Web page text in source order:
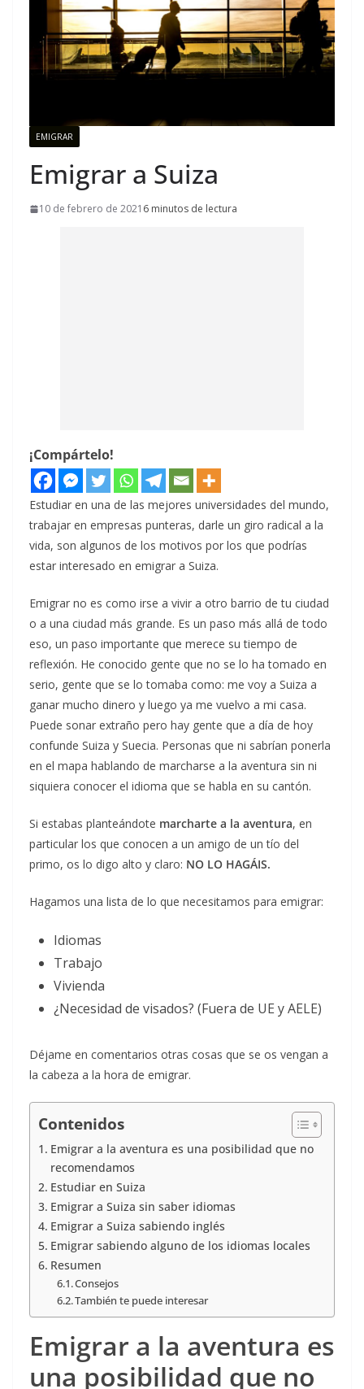
EMIGRAR
Emigrar a Suiza
10 de febrero de 2021 6 minutos de lectura
¡Compártelo!
Estudiar en una de las mejores universidades del mundo,
trabajar en empresas punteras, darle un giro radical a la
vida, son algunos de los motivos por los que podrías
estar interesado en emigrar a Suiza.
Emigrar no es como irse a vivir a otro barrio de tu ciudad
o a una ciudad más grande. Es un paso más allá de todo
eso, un paso importante que merece su tiempo de
reflexión. He conocido gente que no se lo ha tomado en
serio, gente que se lo tomaba como: me voy a Suiza a
ganar mucho dinero y luego ya me vuelvo a mi casa.
Puede sonar extraño pero hay gente que a día de hoy
confunde Suiza y Suecia. Personas que ni sabrían ponerla
en el mapa hablando de marcharse a la aventura sin ni
siquiera conocer el idioma que se habla en su cantón.
Si estabas planteándote marcharte a la aventura, en
particular los que conocen a un amigo de un tío del
primo, os lo digo alto y claro: NO LO HAGÁIS.
Hagamos una lista de lo que necesitamos para emigrar:
Idiomas
Trabajo
Vivienda
¿Necesidad de visados? (Fuera de UE y AELE)
Déjame en comentarios otras cosas que se os vengan a
la cabeza a la hora de emigrar.
Contenidos
Emigrar a la aventura es una posibilidad que no
recomendamos
Estudiar en Suiza
Emigrar a Suiza sin saber idiomas
Emigrar a Suiza sabiendo inglés
Emigrar sabiendo alguno de los idiomas locales
Resumen
Consejos
También te puede interesar
Emigrar a la aventura es
una posibilidad que no